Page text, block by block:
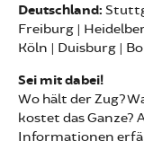
Deutschland:
Freiburg |
Köln | Duisburg |
Sei mit dabei!
Wo hält der Zug?
kostet das Ganze?
Informationen